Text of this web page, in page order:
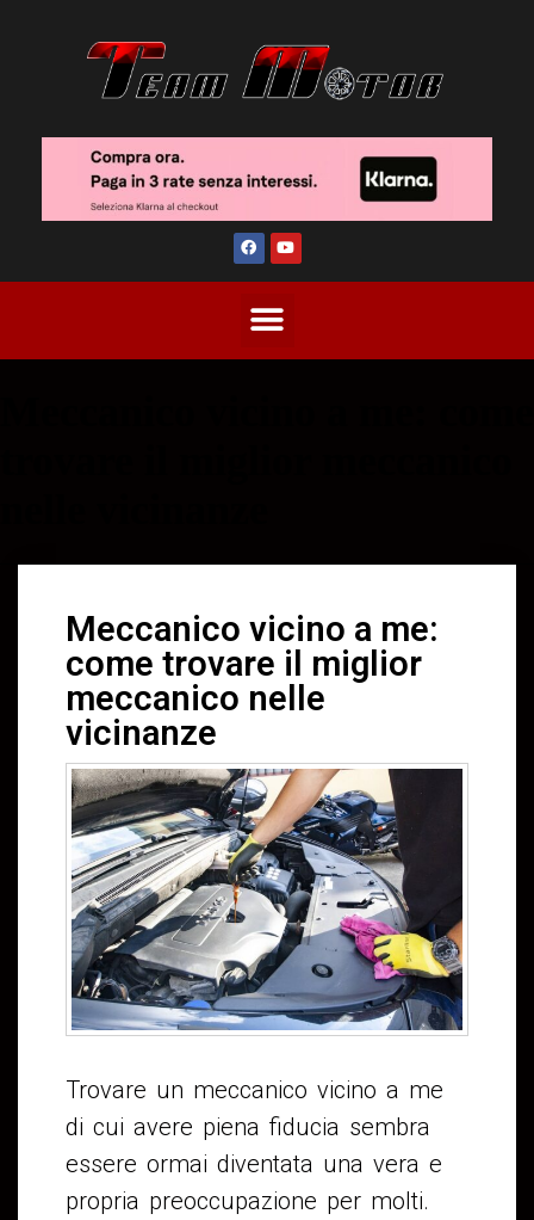
Meccanico vicino a me:
come trovare il miglior
meccanico nelle
vicinanze
Trovare un meccanico vicino a me
di cui avere piena fiducia sembra
essere ormai diventata una vera e
propria preoccupazione per molti.